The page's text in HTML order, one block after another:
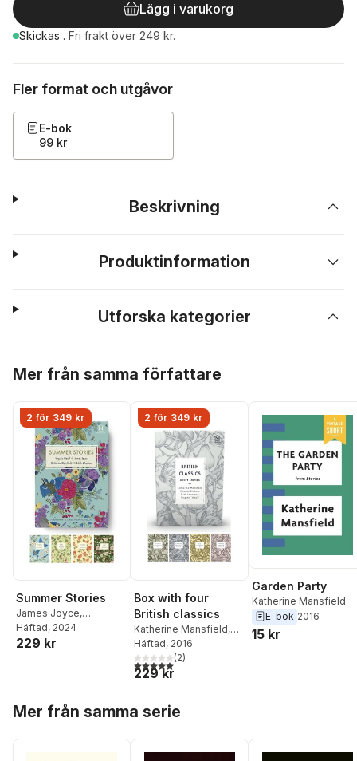
Lägg i varukorg
Skickas . Fri frakt över 249 kr.
Fler format och utgåvor
E-bok
99 kr
Beskrivning
Produktinformation
Utforska kategorier
Mer från samma författare
2 för 349 kr
Summer Stories
James Joyce,
Katherine Mansfield
Edith Wharton
Häftad, 2024
229 kr
2 för 349 kr
Box with four
British classics
Katherine Mansfield,
Charles Dickens
Lawrence,
Woolf
Häftad, 2016
5,0utav 5 stjärnor. Totalt antal röster:
(2)
229 kr
Garden Party
Katherine Mansfield
E-bok 2016
15 kr
Mer från samma serie